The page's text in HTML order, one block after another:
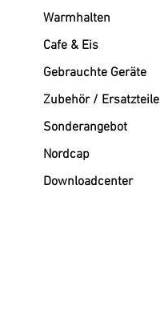
Warmhalten
Cafe & Eis
Gebrauchte Geräte
Zubehör / Ersatzteile
Sonderangebot
Nordcap
Downloadcenter